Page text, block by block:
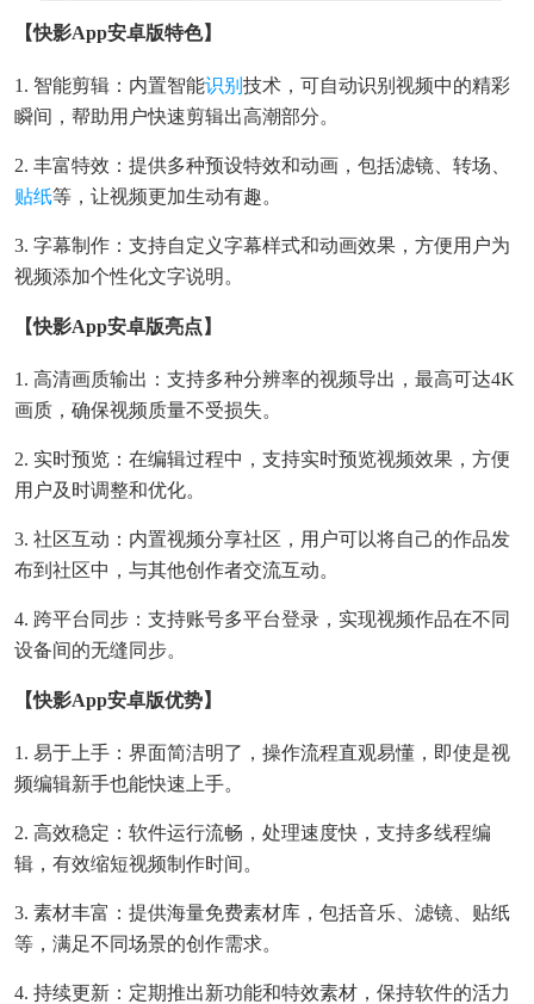
【快影app安卓版特色】
1. 智能剪辑：内置智能识别 技术，可自动识别视频中的精彩
瞬间，帮助用户快速剪辑出高潮部分。
2. 丰富特效：提供多种预设特效和动画，包括滤镜、转场、
贴纸等，让视频更加生动有趣。
3. 字幕制作：支持自定义字幕样式和动画效果，方便用户为
视频添加个性化文字说明。
【快影app安卓版亮点】
1. 高清画质输出：支持多种分辨率的视频导出，最高可达4K
画质，确保视频质量不受损失。
2. 实时预览：在编辑过程中，支持实时预览视频效果，方便
用户及时调整和优化。
3. 社区互动：内置视频分享社区，用户可以将自己的作品发
布到社区中，与其他创作者交流互动。
4. 跨平台同步：支持账号多平台登录，实现视频作品在不同
设备间的无缝同步。
【快影app安卓版优势】
1. 易于上手：界面简洁明了，操作流程直观易懂，即使是视
频编辑新手也能快速上手。
2. 高效稳定：软件运行流畅，处理速度快，支持多线程编
辑，有效缩短视频制作时间。
3. 素材丰富：提供海量免费素材库，包括音乐、滤镜、贴纸
等，满足不同场景的创作需求。
4. 持续更新：定期推出新功能和特效素材，保持软件的活力